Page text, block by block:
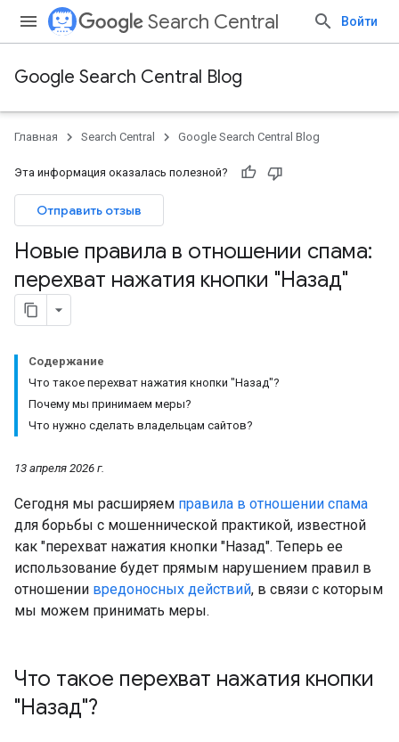
Search Central Войти
Google Search Central Blog
Главная Search Central Google Search Central Blog
Эта информация оказалась полезной?
Отправить отзыв
Новые правила в отношении спама:
перехват нажатия кнопки "Назад"
Содержание
Что такое перехват нажатия кнопки "Назад"?
Почему мы принимаем меры?
Что нужно сделать владельцам сайтов?
13 апреля 2026 г.
Сегодня мы расширяем правила в отношении спама
для борьбы с мошеннической практикой, известной
как "перехват нажатия кнопки "Назад". Теперь ее
использование будет прямым нарушением правил в
отношении вредоносных действий, в связи с которым
мы можем принимать меры.
Что такое перехват нажатия кнопки
"Назад"?